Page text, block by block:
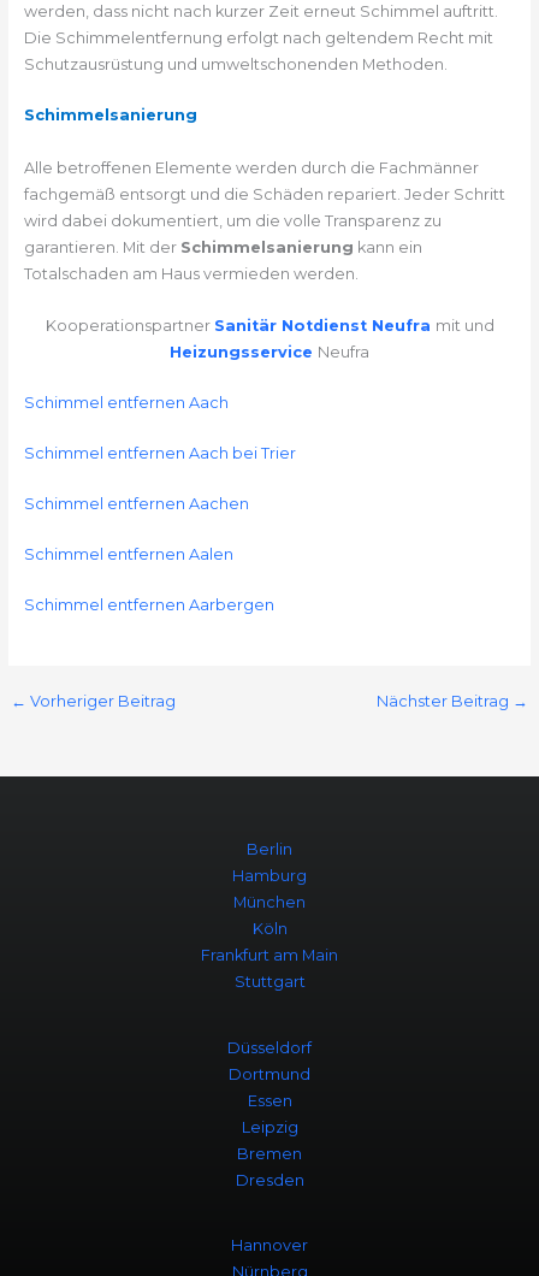
werden, dass nicht nach kurzer Zeit erneut Schimmel auftritt.
Die Schimmelentfernung erfolgt nach geltendem Recht mit
Schutzausrüstung und umweltschonenden Methoden.
Schimmelsanierung
Alle betroffenen Elemente werden durch die Fachmänner
fachgemäß entsorgt und die Schäden repariert. Jeder Schritt
wird dabei dokumentiert, um die volle Transparenz zu
garantieren. Mit der Schimmelsanierung kann ein
Totalschaden am Haus vermieden werden.
Kooperationspartner Sanitär Notdienst Neufra mit und
Heizungsservice Neufra
Schimmel entfernen Aach
Schimmel entfernen Aach bei Trier
Schimmel entfernen Aachen
Schimmel entfernen Aalen
Schimmel entfernen Aarbergen
← Vorheriger Beitrag Nächster Beitrag →
Berlin
Hamburg
München
Köln
Frankfurt am Main
Stuttgart
Düsseldorf
Dortmund
Essen
Leipzig
Bremen
Dresden
Hannover
Nürnberg